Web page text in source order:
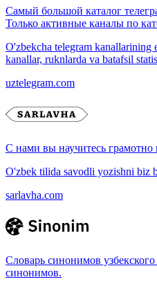
Самый большой каталог
Только активные каналы по
O'zbekcha telegram kanallarining
kanallar, ruknlarda va batafsil
uztelegram.com
С нами вы научитесь грамотно
O'zbek tilida savodli yozishni biz
sarlavha.com
Словарь синонимов
синонимов.